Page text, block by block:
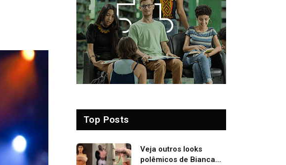
Top Posts
Veja outros looks
polêmicos de Bianca